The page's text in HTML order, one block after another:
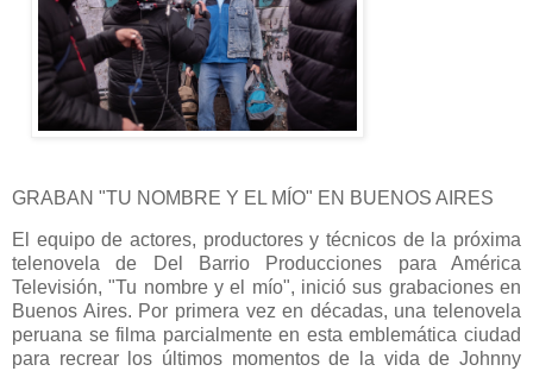
GRABAN "TU NOMBRE Y EL MÍO" EN BUENOS AIRES
El equipo de actores, productores y técnicos de la próxima
telenovela de Del Barrio Producciones para América
Televisión, "Tu nombre y el mío", inició sus grabaciones en
Buenos Aires. Por primera vez en décadas, una telenovela
peruana se filma parcialmente en esta emblemática ciudad
para recrear los últimos momentos de la vida de Johnny